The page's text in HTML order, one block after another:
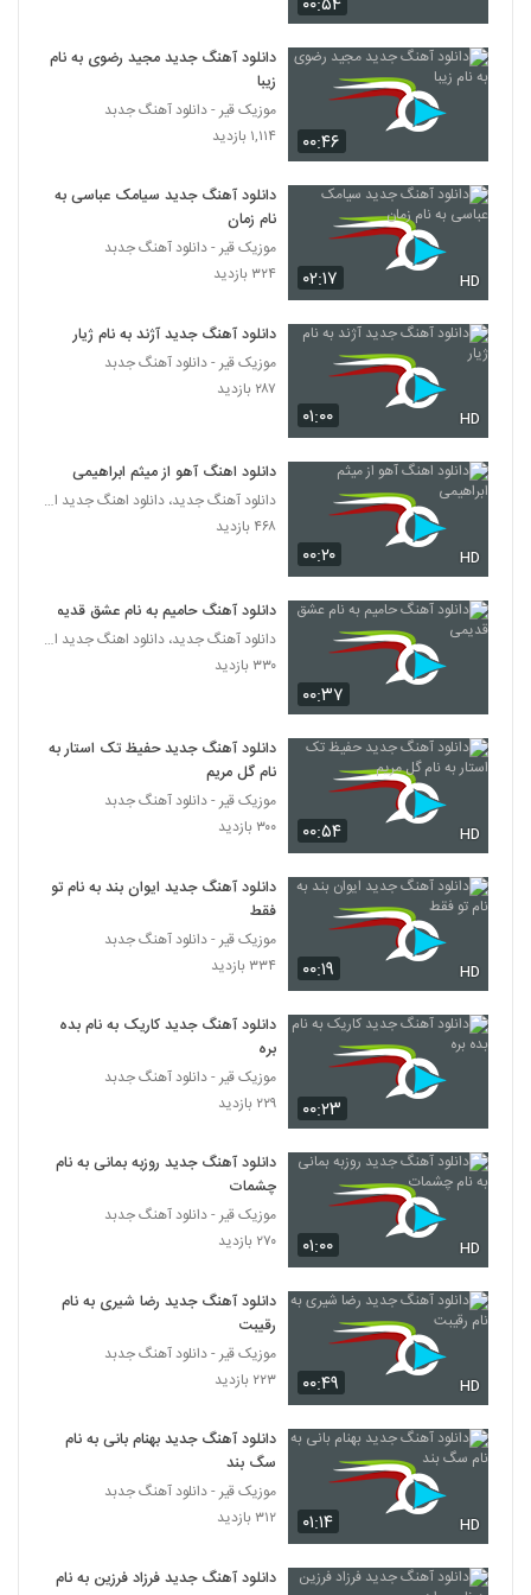
۱,۲۷۷ بازدید
دانلود آهنگ محسن یگانه پا به پای تو (ورژن
28
۱,۵۸۶ بازدید
Ali Arshadi Havadar
۵۶۲ بازدید
آهنگ دل کش از حسین توکلی(پاپ)
31
32
دانلود آهنگ کار دادی دستم از پازل بند
۱,۷۵۱ بازدید
حسین توکلی آهنگ سرت چی اومده
34
دانلود آهنگ جدید و زیبای حسین توکلی با نام
پرپر زدم برات
دانلود آهنگ جدید و زیبای امیرحسین میری با
نام جان تویی
37
آهنگ مخاطب دل از کوروش بند(پاپ)
آهنگ محمدرضا عشریه بنام نامه
آهنگ فرشید ادهمی بنام تسکین
دانلود آهنگ جدید و زیبای حجت خوش
سعادت با نام دلم پیشت گیره
41
alireza ghorbani Eshgh Asan
۶۶۶ بازدید
آصف آریا آهنگ چه عجب (رمیکس)
۱,۴۳۹ بازدید
دانلود آهنگ جدید و زیبای امیر عباس گلاب با
۰۰:۴۶
دانلود آهنگ جدید مجید رضوی به نام
زیبا
موزیک قیر - دانلود آهنگ جدبد
۱,۱۱۴ بازدید
۰۲:۱۷ HD
دانلود آهنگ جدید سیامک عباسی به
نام زمان
موزیک قیر - دانلود آهنگ جدبد
۳۲۴ بازدید
۰۱:۰۰ HD
دانلود آهنگ جدید آژند به نام ژیار
موزیک قیر - دانلود آهنگ جدبد
۲۸۷ بازدید
۰۰:۲۰ HD
دانلود اهنگ آهو از میثم ابراهیمی
دانلود آهنگ جدید، دانلود اهنگ جدید ایرانی
۴۶۸ بازدید
۰۰:۳۷
دانلود آهنگ حامیم به نام عشق قدیمی
دانلود آهنگ جدید، دانلود اهنگ جدید ایرانی
۳۳۰ بازدید
۰۰:۵۴ HD
دانلود آهنگ جدید حفیظ تک استار به
نام گل مریم
موزیک قیر - دانلود آهنگ جدبد
۳۰۰ بازدید
۰۰:۱۹ HD
دانلود آهنگ جدید ایوان بند به نام تو
فقط
موزیک قیر - دانلود آهنگ جدبد
۳۳۴ بازدید
۰۰:۲۳
دانلود آهنگ جدید کاریک به نام بده
بره
موزیک قیر - دانلود آهنگ جدبد
۲۲۹ بازدید
۰۱:۰۰ HD
دانلود آهنگ جدید روزبه بمانی به نام
چشمات
موزیک قیر - دانلود آهنگ جدبد
۲۷۰ بازدید
۰۰:۴۹ HD
دانلود آهنگ جدید رضا شیری به نام
رقیبت
موزیک قیر - دانلود آهنگ جدبد
۲۲۳ بازدید
۰۱:۱۴ HD
دانلود آهنگ جدید بهنام بانی به نام
سگ بند
موزیک قیر - دانلود آهنگ جدبد
۳۱۲ بازدید
دانلود آهنگ جدید فرزاد فرزین به نام